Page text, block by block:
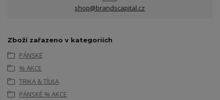
shop@brandscapital.cz
Zboží zařazeno v kategoriích
PÁNSKÉ
% AKCE
TRIKA & TÍLKA
PÁNSKÉ % AKCE